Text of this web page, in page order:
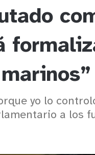
yo lo
a los